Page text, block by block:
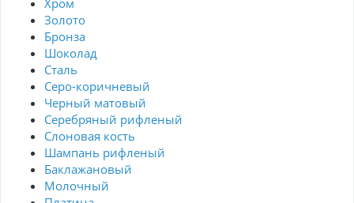
Хром
Золото
Бронза
Шоколад
Сталь
Серо-коричневый
Черный матовый
Серебряный рифленый
Слоновая кость
Шампань рифленый
Баклажановый
Молочный